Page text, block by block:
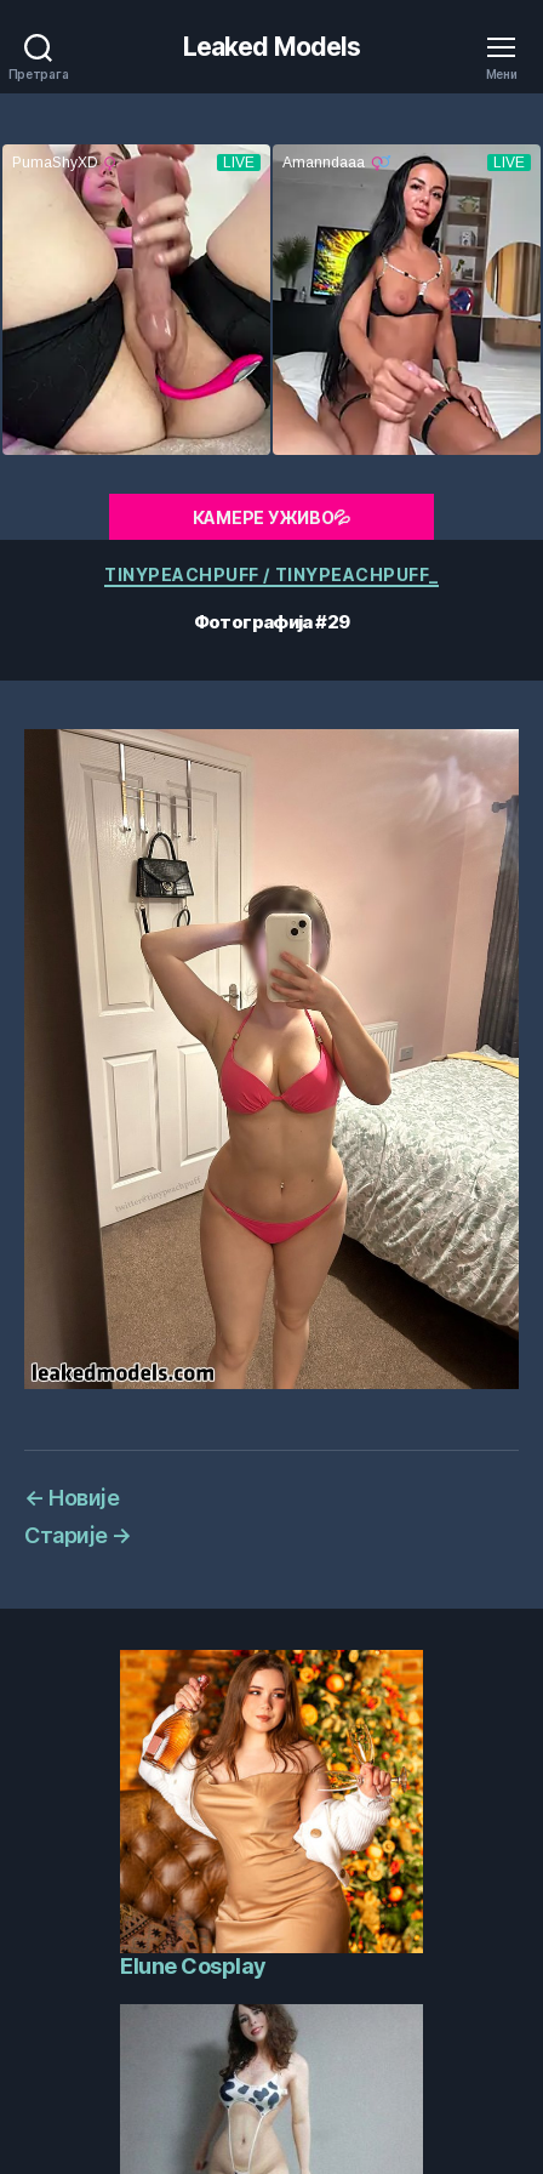
Претрага
Leaked Models
Мени
КАМЕРЕ УЖИВО💦
Категорије
TINYPEACHPUFF / TINYPEACHPUFF_
Фотографија #29
← Новије
Старије →
Elune Cosplay